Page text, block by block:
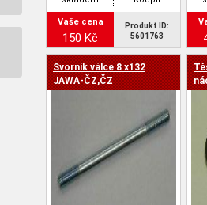
Vaše cena
150 Kč
Produkt ID:
5601763
Svorník válce 8 x132
JAWA-ČZ,ČZ